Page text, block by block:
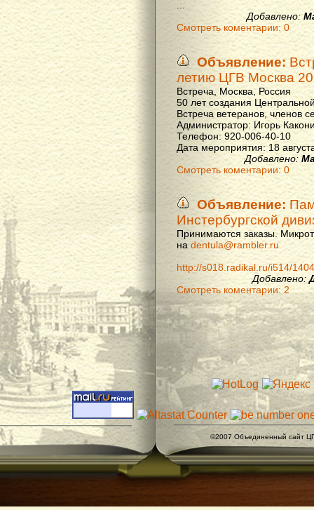
Добавлено:
Смотреть коментарии: 0
Объявление:
летию ЦГВ Москва
Встреча, Москва, Россия
50 лет создания
Встреча ветеранов, членов
Администратор: Игорь
Телефон: 920-006-40-10
Дата мероприятия: 18
Добавлено:
Смотреть коментарии: 0
Объявление:
Инстербургской
Принимаются заказы.
на dentula@rambler.ru
http://s018.radikal.ru/i514/
Добавлено:
Смотреть коментарии: 2
©2007 Объединенный сайт